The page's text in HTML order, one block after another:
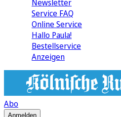
Newsletter
Service FAQ
Online Service
Hallo Paula!
Bestellservice
Anzeigen
Abo
Anmelden